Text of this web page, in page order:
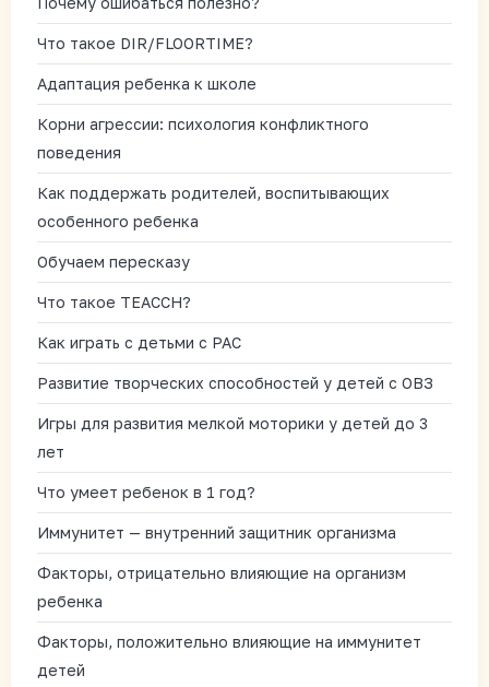
Что такое DIR/FLOORTIME?
Адаптация ребенка к школе
Корни агрессии: психология конфликтного
поведения
Как поддержать родителей, воспитывающих
особенного ребенка
Обучаем пересказу
Что такое TEACCH?
Как играть с детьми с РАС
Развитие творческих способностей у детей с ОВЗ
Игры для развития мелкой моторики у детей до 3
лет
Что умеет ребенок в 1 год?
Иммунитет — внутренний защитник организма
Факторы, отрицательно влияющие на организм
ребенка
Факторы, положительно влияющие на иммунитет
детей